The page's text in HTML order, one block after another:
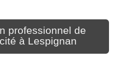
professionnel de
à Lespignan